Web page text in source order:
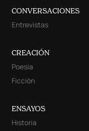
CONVERSACIONES
Entrevistas
CREACIÓN
Poesía
Ficción
ENSAYOS
Historia